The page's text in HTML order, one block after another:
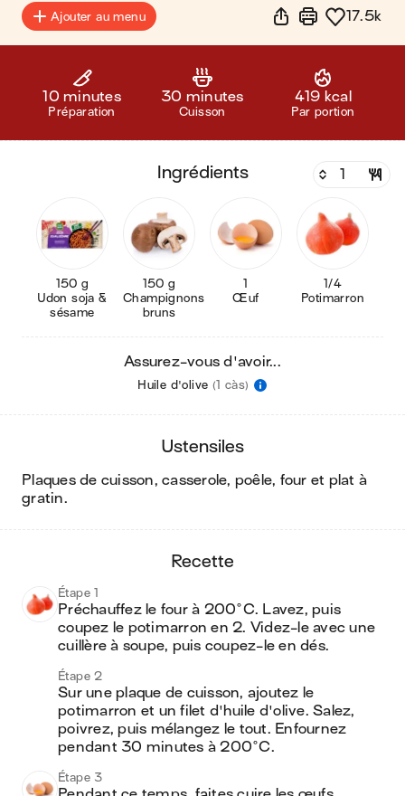
Ajouter au menu 17.5k
10 minutes
Préparation
30 minutes
Cuisson
419 kcal
Par portion
ingrédients
150 g
Udon soja &
sésame
150 g
Champignons
bruns
1
Œuf
1/4
Potimarron
Assurez-vous d'avoir...
Huile d'olive (1 càs)
ustensiles
plaques de cuisson, casserole, poêle, four et plat à
gratin.
recette
Étape 1
Préchauffez le four à 200°C. Lavez, puis
coupez le potimarron en 2. Videz-le avec une
cuillère à soupe, puis coupez-le en dés.
Étape 2
Sur une plaque de cuisson, ajoutez le
potimarron et un filet d'huile d'olive. Salez,
poivrez, puis mélangez le tout. Enfournez
pendant 30 minutes à 200°C.
Étape 3